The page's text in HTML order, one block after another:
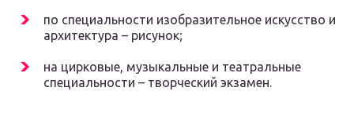
по специальности изобразительное искусство и
архитектура – рисунок;
на цирковые, музыкальные и театральные
специальности – творческий экзамен.